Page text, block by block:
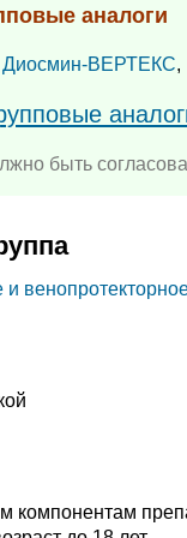
аналоги
Диосмин-ВЕРТЕКС,
быть
компонентам